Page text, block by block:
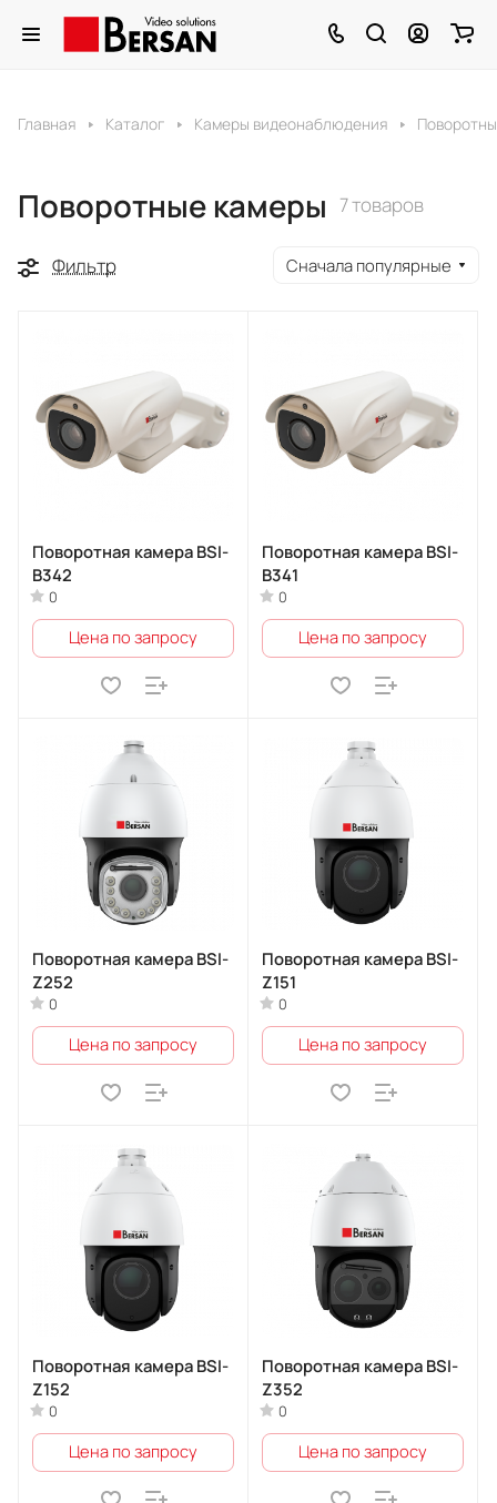
Главная Каталог Камеры видеонаблюдения
Поворотные камеры 7 товаров
Фильтр Сначала популярные
Поворотная камера BSI-
B342
0
Цена по запросу
Поворотная камера BSI-
B341
0
Цена по запросу
Поворотная камера BSI-
Z252
0
Цена по запросу
Поворотная камера BSI-
Z151
0
Цена по запросу
Поворотная камера BSI-
Z152
0
Цена по запросу
Поворотная камера BSI-
Z352
0
Цена по запросу